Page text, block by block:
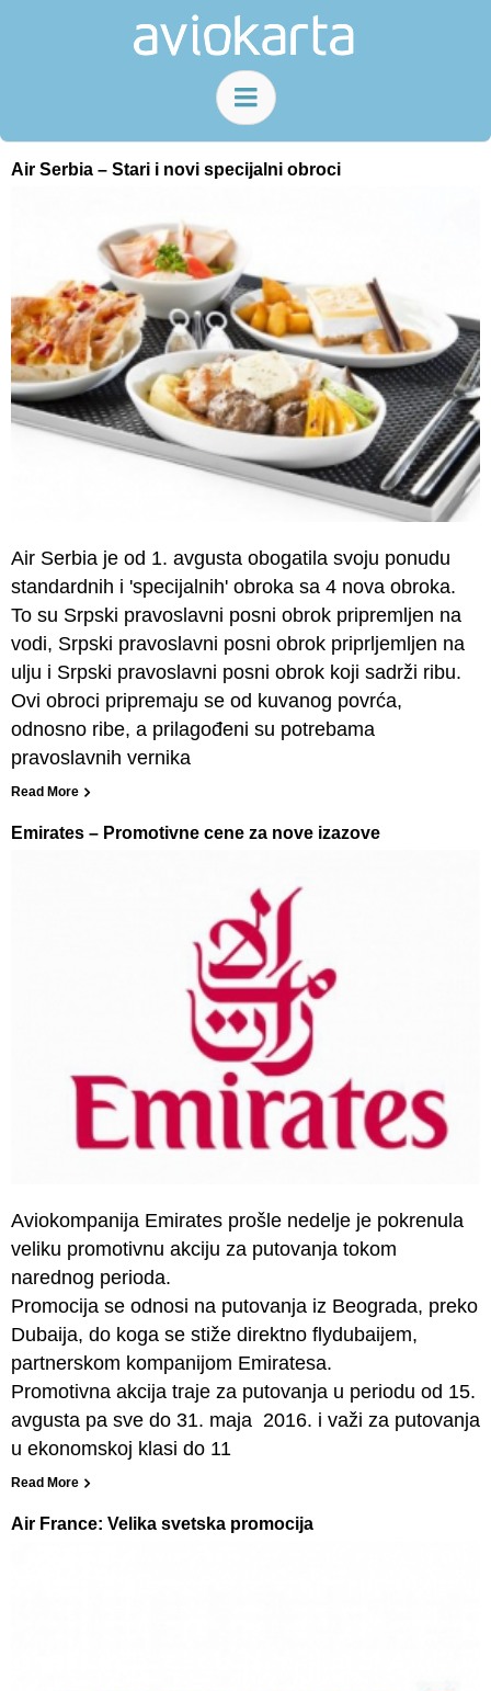
Air Serbia – Stari i novi specijalni obroci
Air Serbia je od 1. avgusta obogatila svoju ponudu
standardnih i 'specijalnih' obroka sa 4 nova obroka.
To su Srpski pravoslavni posni obrok pripremljen na
vodi, Srpski pravoslavni posni obrok priprljemljen na
ulju i Srpski pravoslavni posni obrok koji sadrži ribu.
Ovi obroci pripremaju se od kuvanog povrća,
odnosno ribe, a prilagođeni su potrebama
pravoslavnih vernika
Read More
Emirates – Promotivne cene za nove izazove
Aviokompanija Emirates prošle nedelje je pokrenula
veliku promotivnu akciju za putovanja tokom
narednog perioda.
Promocija se odnosi na putovanja iz Beograda, preko
Dubaija, do koga se stiže direktno flydubaijem,
partnerskom kompanijom Emiratesa.
Promotivna akcija traje za putovanja u periodu od 15.
avgusta pa sve do 31. maja 2016. i važi za putovanja
u ekonomskoj klasi do 11
Read More
Air France: Velika svetska promocija